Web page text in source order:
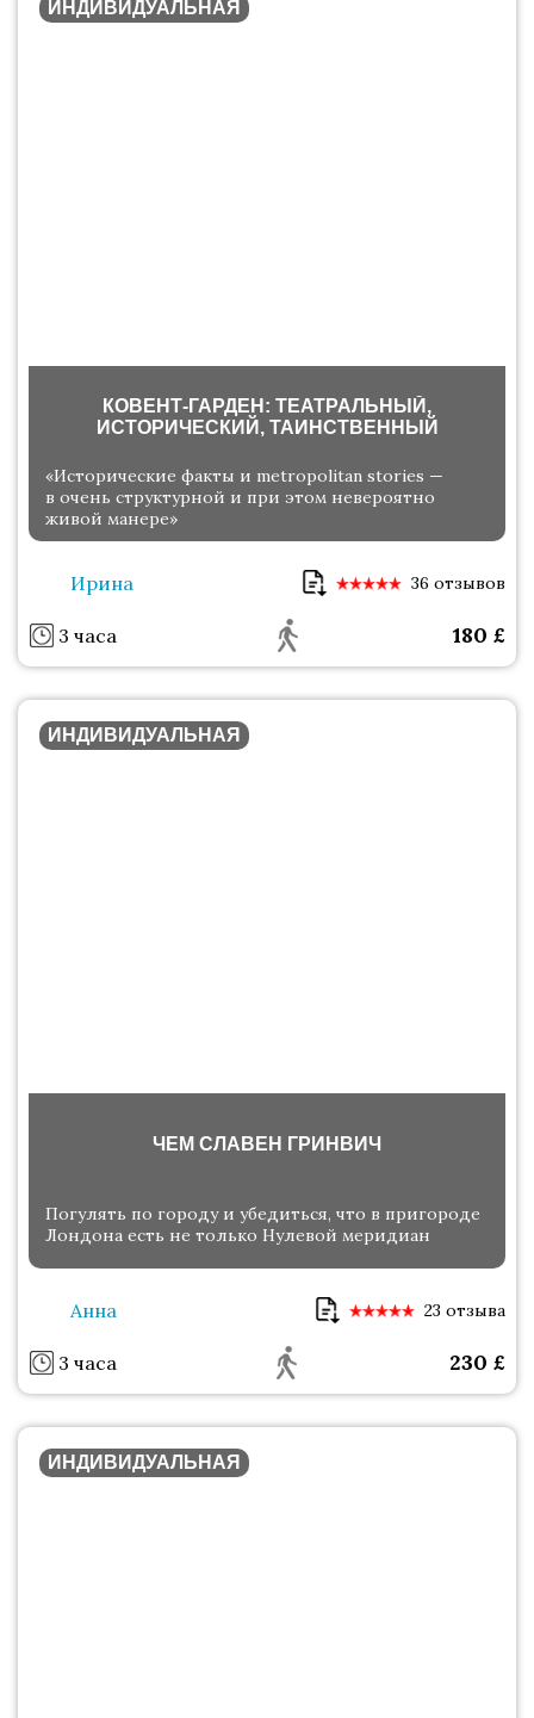
ИНДИВИДУАЛЬНАЯ
КОВЕНТ-ГАРДЕН: ТЕАТРАЛЬНЫЙ,
ИСТОРИЧЕСКИЙ, ТАИНСТВЕННЫЙ
«Исторические факты и metropolitan stories —
в очень структурной и при этом невероятно
живой манере»
Ирина 36 отзывов
3 часа 180 £
ИНДИВИДУАЛЬНАЯ
ЧЕМ СЛАВЕН ГРИНВИЧ
Погулять по городу и убедиться, что в пригороде
Лондона есть не только Нулевой меридиан
Анна 23 отзыва
3 часа 230 £
ИНДИВИДУАЛЬНАЯ